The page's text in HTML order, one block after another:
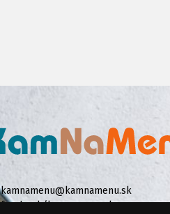
kamnamenu@kamnamenu.sk
facebook/kamnamenu.sk